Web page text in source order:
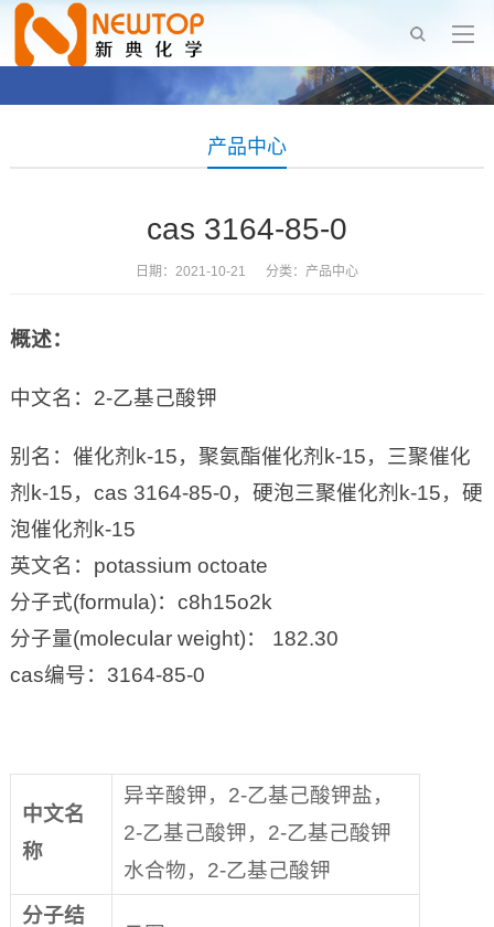
产品中心
cas 3164-85-0
日期：2021-10-21 分类： 产品中心
概述：
中文名：2-乙基己酸钾
别名：催化剂k-15，聚氨酯催化剂k-15，三聚催化
剂k-15，cas 3164-85-0，硬泡三聚催化剂k-15，硬
泡催化剂k-15
英文名：potassium octoate
分子式(formula)：c8h15o2k
分子量(molecular weight)： 182.30
cas编号：3164-85-0
中文名
称
异辛酸钾，2-乙基己酸钾盐，
2-乙基己酸钾，2-乙基己酸钾
水合物，2-乙基己酸钾
分子结